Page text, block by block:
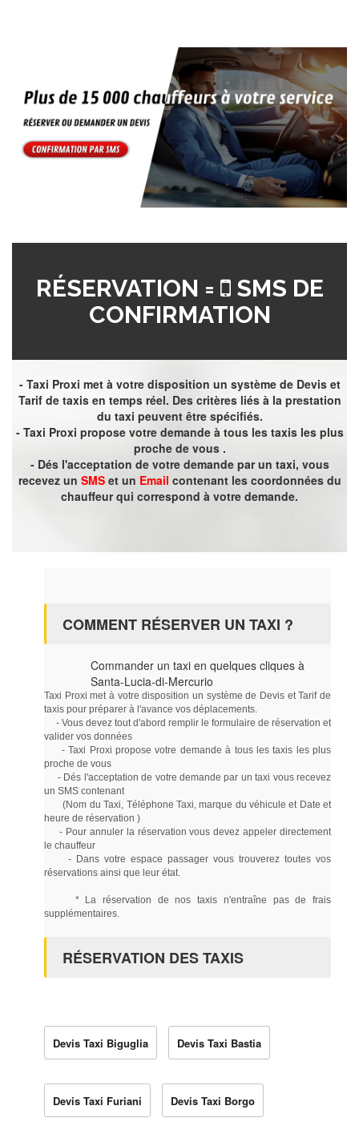
RÉSERVATION =
SMS DE
CONFIRMATION
- Taxi Proxi met à votre disposition un système de Devis et
Tarif de taxis en temps réel. Des critères liés à la prestation
du taxi peuvent être spécifiés.
- Taxi Proxi propose votre demande à tous les taxis les plus
proche de vous .
- Dés l'acceptation de votre demande par un taxi, vous
recevez un SMSet un Email contenant les coordonnées du
chauffeur qui correspond à votre demande.
COMMENT RÉSERVER UN TAXI ?
Commander un taxi en quelques cliques à
Santa-Lucia-di-Mercurio
Taxi Proxi met à votre disposition un système de Devis et Tarif de
taxis pour préparer à l'avance vos déplacements.
- Vous devez tout d'abord remplir le formulaire de réservation et
valider vos données
- Taxi Proxi propose votre demande à tous les taxis les plus
proche de vous
- Dés l'acceptation de votre demande par un taxi vous recevez
un SMS contenant
(Nom du Taxi, Téléphone Taxi, marque du véhicule et Date et
heure de réservation )
- Pour annuler la réservation vous devez appeler directement
le chauffeur
- Dans votre espace passager vous trouverez toutes vos
réservations ainsi que leur état.
* La réservation de nos taxis n'entraîne pas de frais
supplémentaires.
RÉSERVATION DES TAXIS
Devis Taxi Biguglia Devis Taxi Bastia
Devis Taxi Furiani Devis Taxi Borgo